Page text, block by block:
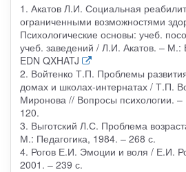
1. Акатов Л.И. Социальная
ограниченными возможностями
Психологические основы: учеб.
учеб. заведений / Л.И. Акатов. – М.:
EDN QXHATJ
2. Войтенко Т.П. Проблемы
домах и школах-интернатах / Т.П.
Миронова // Вопросы психологии.
120.
3. Выготский Л.С. Проблема
М.: Педагогика, 1984. – 268 с.
4. Рогов Е.И. Эмоции и воля / Е.И.
2001. – 239 с.